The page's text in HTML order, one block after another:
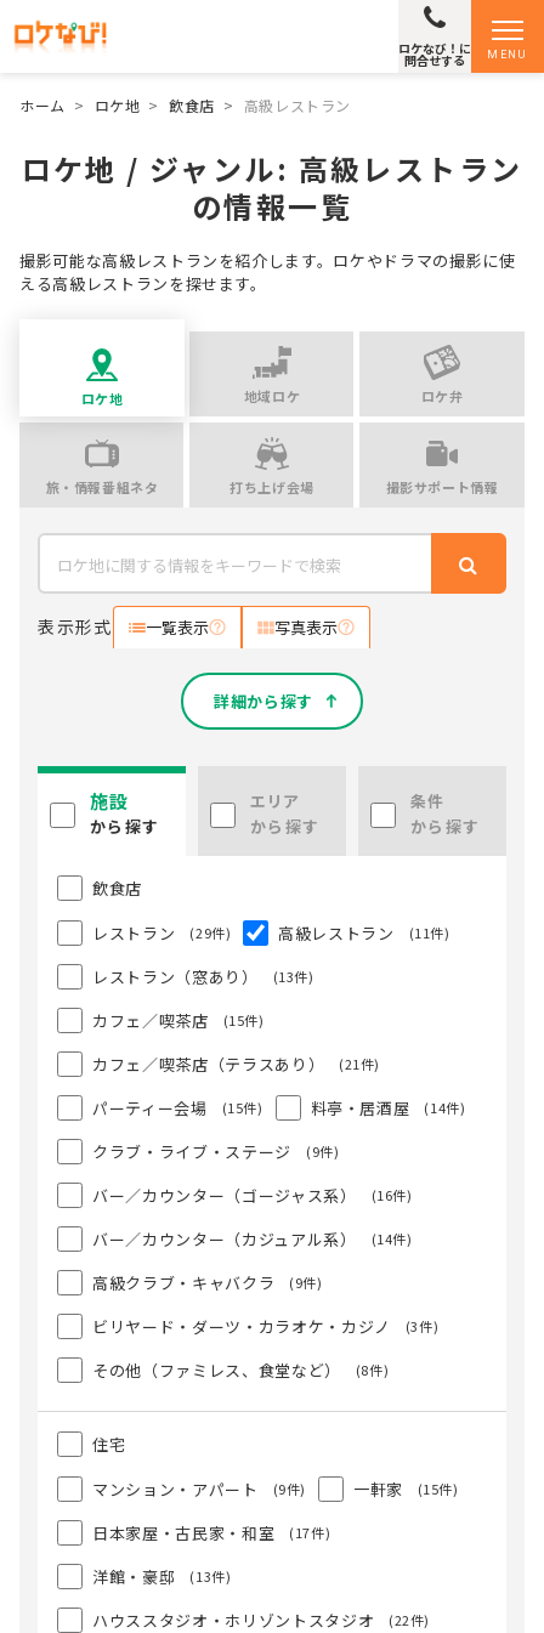
MENU
ロケなび！に
問合せする
ホーム > ロケ地 > 飲食店 > 高級レストラン
ロケ地 / ジャンル: 高級レストラン
の情報一覧
撮影可能な高級レストランを紹介します。ロケやドラマの撮影に使
える高級レストランを探せます。
ロケ地 地域ロケ ロケ弁
旅・情報番組ネタ 打ち上げ会場 撮影サポート情報
表示形式 一覧表示 写真表示
詳細から探す
施設
から探す
エリア
から探す
条件
から探す
飲食店
レストラン
(29件) 高級レストラン (11件)
レストラン（窓あり） (13件)
カフェ／喫茶店 (15件)
カフェ／喫茶店（テラスあり） (21件)
パーティー会場 (15件) 料亭・居酒屋 (14件)
クラブ・ライブ・ステージ (9件)
バー／カウンター（ゴージャス系） (16件)
バー／カウンター（カジュアル系） (14件)
高級クラブ・キャバクラ (9件)
ビリヤード・ダーツ・カラオケ・カジノ (3件)
その他（ファミレス、食堂など） (8件)
住宅
マンション・アパート
(9件) 一軒家 (15件)
日本家屋・古民家・和室 (17件)
洋館・豪邸 (13件)
ハウススタジオ・ホリゾントスタジオ (22件)